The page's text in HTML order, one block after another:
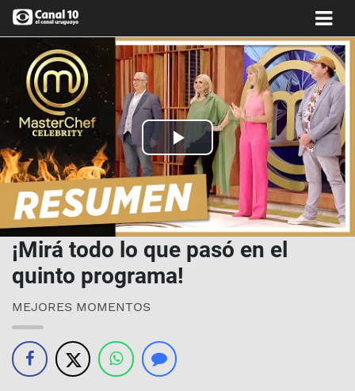
Play
Video
¡Mirá todo lo que pasó en el
quinto programa!
MEJORES MOMENTOS